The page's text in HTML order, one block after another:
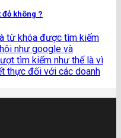
không ?
từ khóa được tìm kiếm
như google và
tìm kiếm như thế là vì
thực đối với các doanh